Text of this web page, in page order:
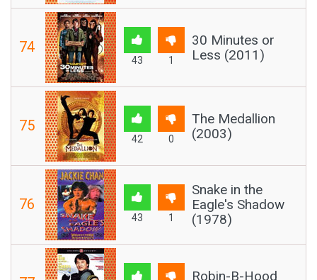
74
43 1
30 Minutes or
Less (2011)
75
42 0
The Medallion
(2003)
76
43 1
Snake in the
Eagle's Shadow
(1978)
Robin-B-Hood